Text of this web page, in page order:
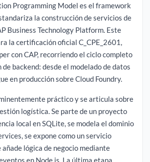
Programming Model es el framework
la construcción de servicios de
Business Technology Platform. Este
la certificación oficial C_CPE_2601,
con CAP, recorriendo el ciclo completo
de backend: desde el modelado de datos
en producción sobre Cloud Foundry.
práctico y se articula sobre
logística. Se parte de un proyecto
local en SQLite, se modela el dominio
se expone como un servicio
lógica de negocio mediante
en Node.js. La última etapa